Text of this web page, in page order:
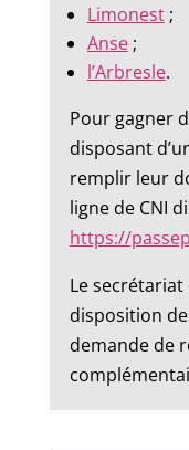
Limonest;
Anse;
l’Arbresle.
Pour gagner
disposant
remplir leur
ligne de CNI
https://
Le
disposition
demande de